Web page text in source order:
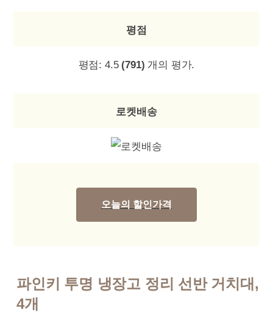
평점
평점: 4.5 (791) 개의 평가.
로켓배송
오늘의 할인가격
파인키 투명 냉장고 정리 선반 거치대,
4개